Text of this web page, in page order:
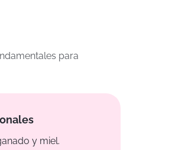
para
y miel.